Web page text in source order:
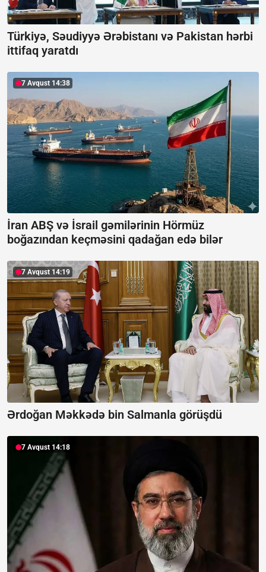
Türkiyə, Səudiyyə Ərəbistanı və Pakistan hərbi
ittifaq yaratdı
7 Avqust 14:38
İran ABŞ və İsrail gəmilərinin Hörmüz
boğazından keçməsini qadağan edə bilər
7 Avqust 14:19
Ərdoğan Məkkədə bin Salmanla görüşdü
7 Avqust 14:18